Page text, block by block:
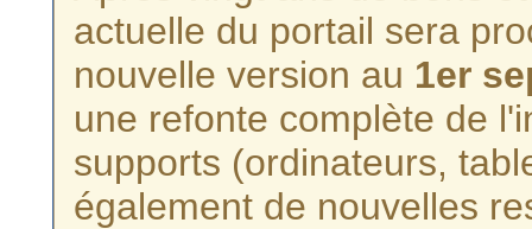
actuelle du portail sera
nouvelle version au 1er
une refonte complète de
supports (ordinateurs,
également de nouvelles